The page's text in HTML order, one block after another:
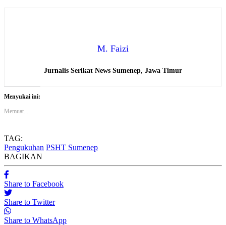
M. Faizi
Jurnalis Serikat News Sumenep, Jawa Timur
Menyukai ini:
Memuat...
TAG:
Pengukuhan PSHT Sumenep
BAGIKAN
Share to Facebook
Share to Twitter
Share to WhatsApp